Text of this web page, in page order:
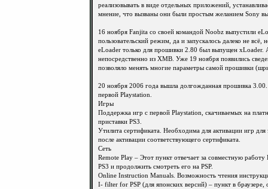
реализовывать в виде отдельных приложений,
мнение, что вызваны они были простым желанием Sony
16 ноября Fanjita со своей командой Noobz выпустили
пользовательский режим, да и запускалось далеко не
eLoader только для прошивки 2.80 был выпущен xLoader.
непосредственно из XMB. Уже 19 ноября появились
позволяло менять многие параметры самой прошивки
20 ноября 2006 года вышла долгожданная прошивка
первой Playstation.
Игры
Поддержка игр с первой Playstation, скачиваемых на
приставки PS3.
Утилита сертификата. Необходима для активации игр
после активации соответствующего сертификата.
Сеть
Remote Play – Этот пункт отвечает за совместную
PS3 и продолжить смотреть его на PSP.
Online Instruction Manuals. Возможность чтения
I- filter for PSP (для японских версий) – пункт в